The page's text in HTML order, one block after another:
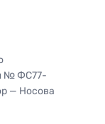
№ ФС77-
— Носова